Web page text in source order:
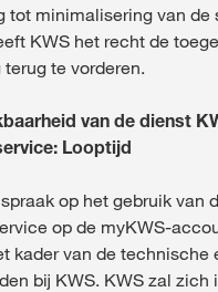
tot minimalisering van de
KWS het recht de
te vorderen.
van de dienst
Looptijd
op het gebruik van
op de myKWS-
kader van de technische
bij KWS. KWS zal zich